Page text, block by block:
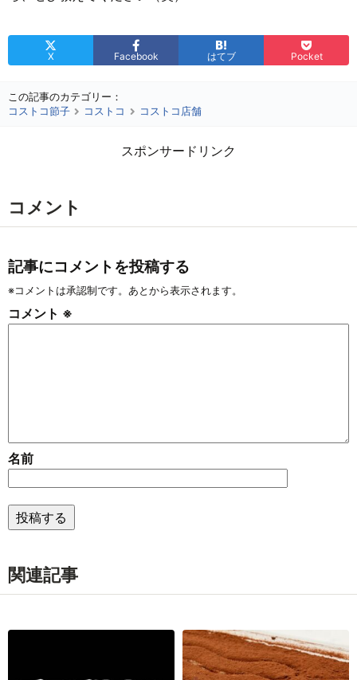
X Facebook はてブ Pocket
この記事のカテゴリー：
コストコ節子
コストコ コストコ店舗
スポンサードリンク
コメント
記事にコメントを投稿する
※コメントは承認制です。あとから表示されます。
コメント ※
名前
関連記事